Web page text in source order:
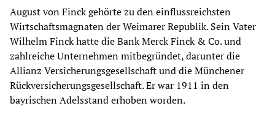
August von Finck gehörte zu den einflussreichsten
Wirtschaftsmagnaten der Weimarer Republik. Sein Vater
Wilhelm Finck hatte die Bank Merck Finck & Co. und
zahlreiche Unternehmen mitbegründet, darunter die
Allianz Versicherungsgesellschaft und die Münchener
Rückversicherungsgesellschaft. Er war 1911 in den
bayrischen Adelsstand erhoben worden.